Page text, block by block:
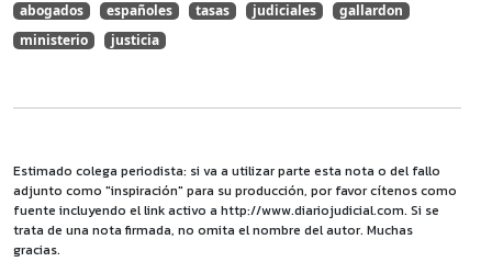
abogados
españoles tasas judiciales
gallardon
ministerio
justicia
Estimado colega periodista: si va a utilizar parte esta nota o del fallo
adjunto como "inspiración" para su producción, por favor cítenos como
fuente incluyendo el link activo a http://www.diariojudicial.com. Si se
trata de una nota firmada, no omita el nombre del autor. Muchas
gracias.